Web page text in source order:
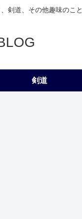
剣道、その他趣味のこと
剣道